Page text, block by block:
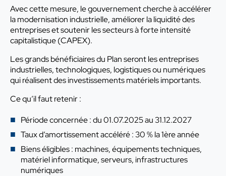
Avec cette mesure, le gouvernement cherche à accélérer
la modernisation industrielle, améliorer la liquidité des
entreprises et soutenir les secteurs à forte intensité
capitalistique (CAPEX).
Les grands bénéficiaires du Plan seront les entreprises
industrielles, technologiques, logistiques ou numériques
qui réalisent des investissements matériels importants.
Ce qu’il faut retenir :
Période concernée : du 01.07.2025 au 31.12.2027
Taux d’amortissement accéléré : 30 % la 1ère année
Biens éligibles : machines, équipements techniques,
matériel informatique, serveurs, infrastructures
numériques